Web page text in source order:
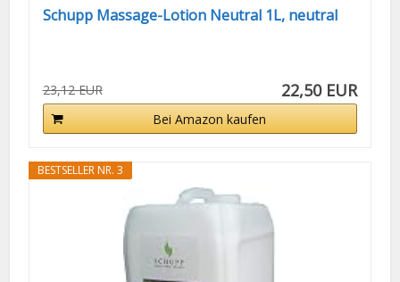
Schupp Massage-Lotion Neutral 1L, neutral
23,12 EUR 22,50 EUR
Bei Amazon kaufen
BESTSELLER NR. 3